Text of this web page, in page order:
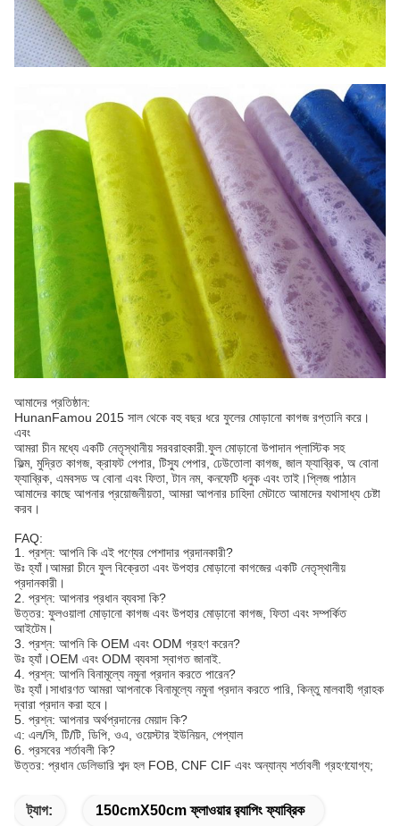
আমাদের প্রতিষ্ঠান:
HunanFamou 2015 সাল থেকে বহু বছর ধরে ফুলের মোড়ানো কাগজ রপ্তানি করে।
এবং
আমরা চীন মধ্যে একটি নেতৃস্থানীয় সরবরাহকারী.ফুল মোড়ানো উপাদান প্লাস্টিক সহ
ফিল্ম, মুদ্রিত কাগজ, ক্রাফট পেপার, টিস্যু পেপার, ঢেউতোলা কাগজ, জাল ফ্যাব্রিক, অ বোনা
ফ্যাব্রিক, এমবসড অ বোনা এবং ফিতা, টান নম, কনফেটি ধনুক এবং তাই।প্লিজ পাঠান
আমাদের কাছে আপনার প্রয়োজনীয়তা, আমরা আপনার চাহিদা মেটাতে আমাদের যথাসাধ্য চেষ্টা
করব।
FAQ:
1. প্রশ্ন: আপনি কি এই পণ্যের পেশাদার প্রদানকারী?
উঃ হ্যাঁ।আমরা চীনে ফুল বিক্রেতা এবং উপহার মোড়ানো কাগজের একটি নেতৃস্থানীয়
প্রদানকারী।
2. প্রশ্ন: আপনার প্রধান ব্যবসা কি?
উত্তর: ফুলওয়ালা মোড়ানো কাগজ এবং উপহার মোড়ানো কাগজ, ফিতা এবং সম্পর্কিত
আইটেম।
3. প্রশ্ন: আপনি কি OEM এবং ODM গ্রহণ করেন?
উঃ হ্যাঁ।OEM এবং ODM ব্যবসা স্বাগত জানাই.
4. প্রশ্ন: আপনি বিনামূল্যে নমুনা প্রদান করতে পারেন?
উঃ হ্যাঁ।সাধারণত আমরা আপনাকে বিনামূল্যে নমুনা প্রদান করতে পারি, কিন্তু মালবাহী গ্রাহক
দ্বারা প্রদান করা হবে।
5. প্রশ্ন: আপনার অর্থপ্রদানের মেয়াদ কি?
এ: এল/সি, টি/টি, ডিপি, ওএ, ওয়েস্টার ইউনিয়ন, পেপ্যাল
6. প্রসবের শর্তাবলী কি?
উত্তর: প্রধান ডেলিভারি শব্দ হল FOB, CNF CIF এবং অন্যান্য শর্তাবলী গ্রহণযোগ্য;
ট্যাগ: 150cmX50cm ফ্লাওয়ার র‌্যাপিং ফ্যাব্রিক